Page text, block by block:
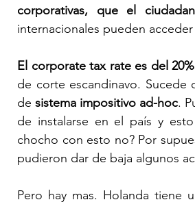
corporativas, que el
internacionales pueden
El corporate tax rate es del
de corte escandinavo. Sucede
de sistema impositivo ad-hoc.
de instalarse en el país y
chocho con esto no? Por
pudieron dar de baja algunos
Pero hay mas. Holanda tiene